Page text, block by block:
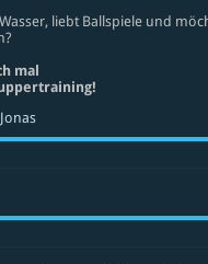
liebt Ballspiele und
mal